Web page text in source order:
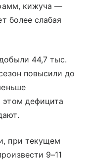
кижуча —
более слабая
44,7 тыс.
повысили до
этом дефицита
при текущем
9–11